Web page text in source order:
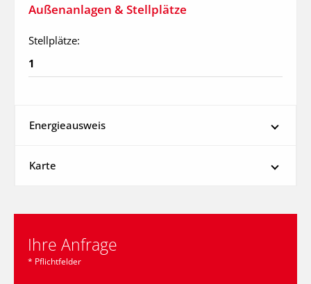
Außenanlagen & Stellplätze
Stellplätze:
1
Energieausweis
Karte
Ihre Anfrage
* Pflichtfelder